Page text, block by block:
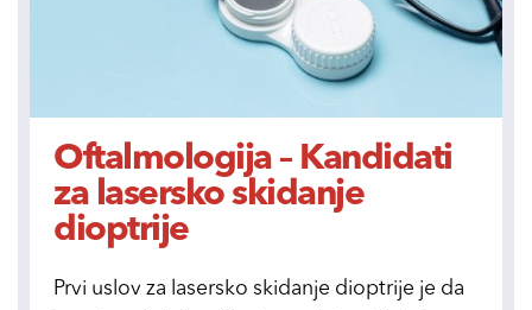
Oftalmologija – Kandidati
za lasersko skidanje
dioptrije
Prvi uslov za lasersko skidanje dioptrije je da